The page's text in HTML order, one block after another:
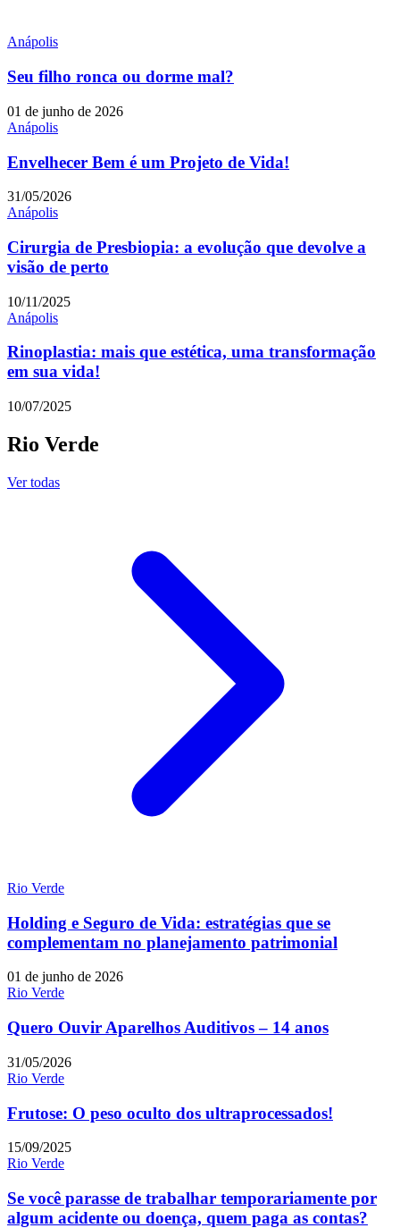
Anápolis
Seu filho ronca ou dorme mal?
01 de junho de 2026
Anápolis
Envelhecer Bem é um Projeto de Vida!
31/05/2026
Anápolis
Cirurgia de Presbiopia: a evolução que devolve a
visão de perto
10/11/2025
Anápolis
Rinoplastia: mais que estética, uma transformação
em sua vida!
10/07/2025
Rio Verde
Ver todas
Rio Verde
Holding e Seguro de Vida: estratégias que se
complementam no planejamento patrimonial
01 de junho de 2026
Rio Verde
Quero Ouvir Aparelhos Auditivos – 14 anos
31/05/2026
Rio Verde
Frutose: O peso oculto dos ultraprocessados!
15/09/2025
Rio Verde
Se você parasse de trabalhar temporariamente por
algum acidente ou doença, quem paga as contas?